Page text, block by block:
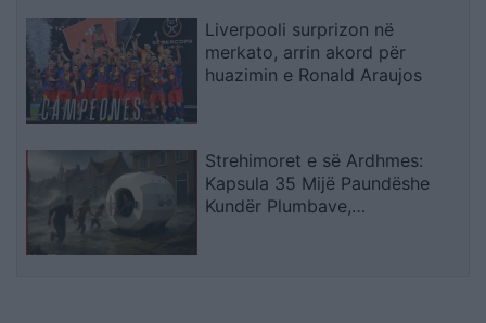
Liverpooli surprizon në
merkato, arrin akord për
huazimin e Ronald Araujos
Strehimoret e së Ardhmes:
Kapsula 35 Mijë Paundëshe
Kundër Plumbave,